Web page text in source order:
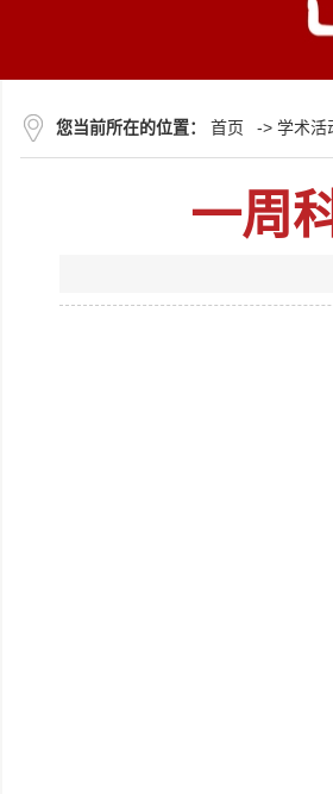
您当前所在的位置： 首页 -> 学术活
一周